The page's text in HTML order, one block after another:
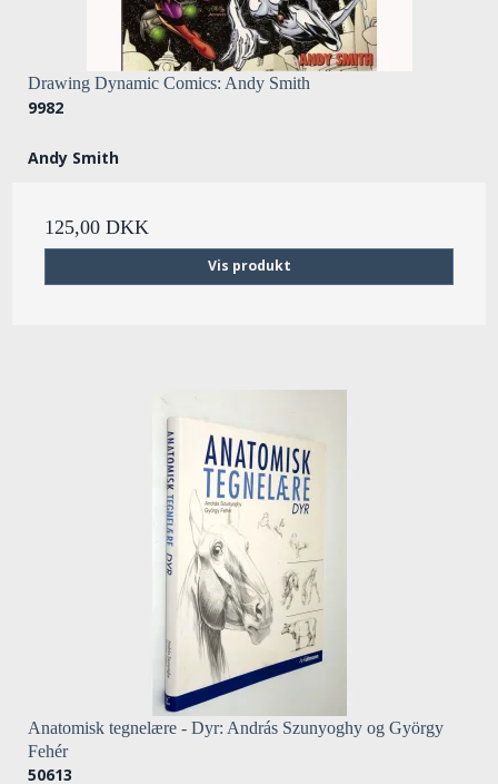
Drawing Dynamic Comics: Andy Smith
9982
Andy Smith
125,00 DKK
Vis produkt
Anatomisk tegnelære - Dyr: András Szunyoghy og György
Fehér
50613